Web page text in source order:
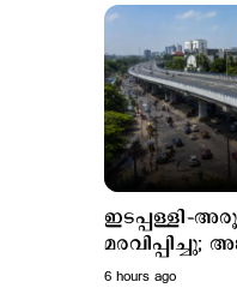
മരവിപ്പിച്ചു;
ബൈപാസ്
6 hours ago